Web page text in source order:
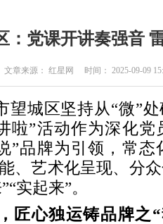
：党课开讲奏强音
文章来源： 红星网 时间： 2025-09-09
望城区坚持从“微”
啦”活动作为深化
”品牌为引领，常
、艺术化呈现、分
实起来”。
匠心独运铸品牌之